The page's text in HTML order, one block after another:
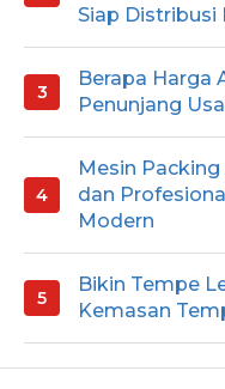
Siap Distribusi
Berapa Harga
Penunjang
Mesin
dan
Modern
Bikin Tempe
Kemasan